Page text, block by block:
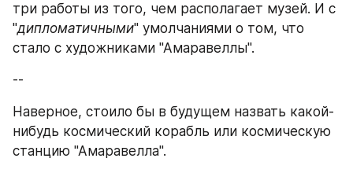
три работы из того, чем располагает музей. И с
"дипломатичными" умолчаниями о том, что
стало с художниками "Амаравеллы".
--
Наверное, стоило бы в будущем назвать какой-
нибудь космический корабль или космическую
станцию "Амаравелла".